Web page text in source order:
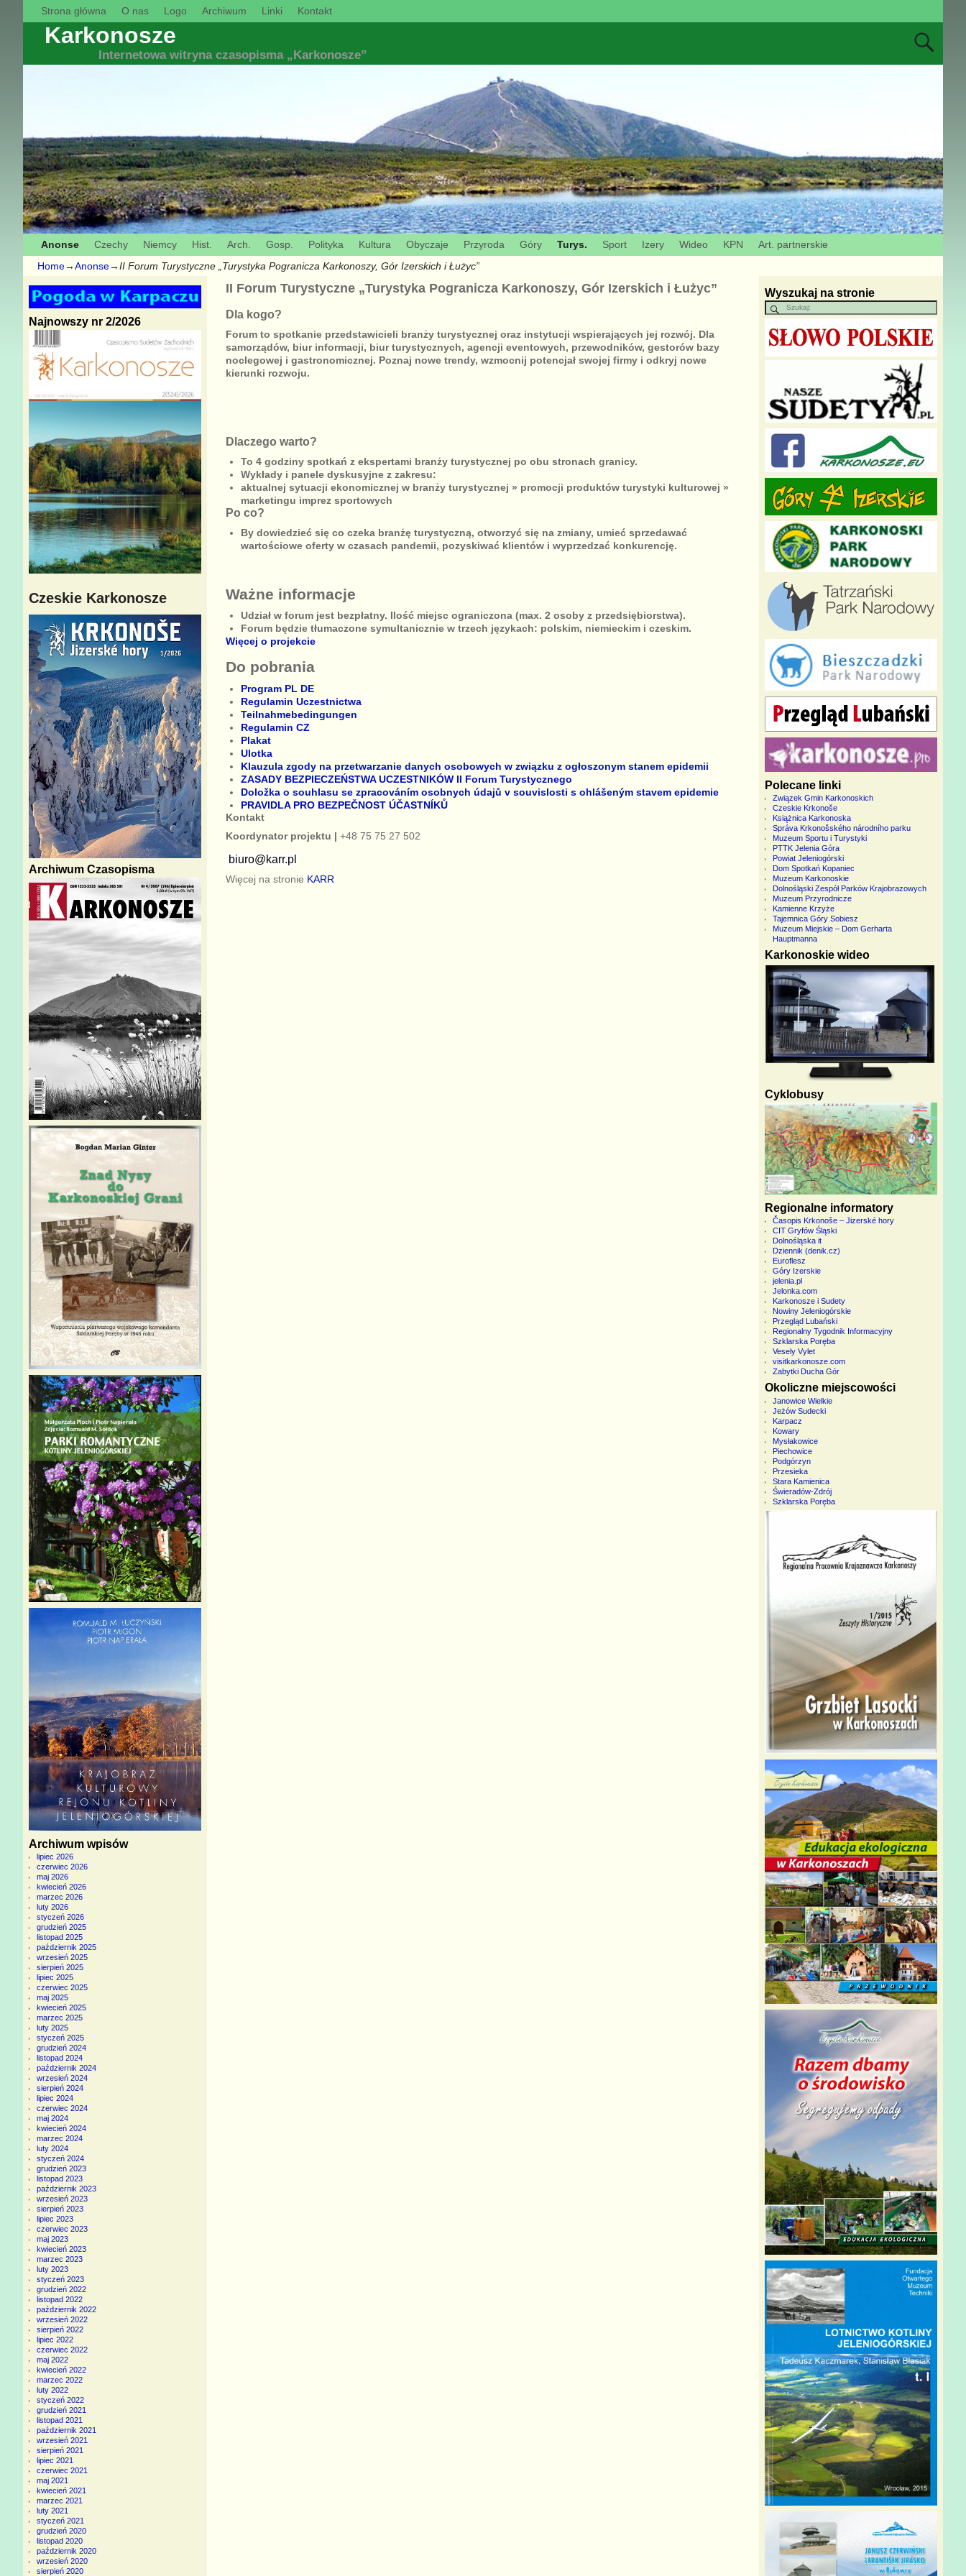
Strona główna O nas Logo Archiwum Linki Kontakt
Karkonosze
Internetowa witryna czasopisma „Karkonosze”
Anonse Czechy Niemcy Hist. Arch. Gosp. Polityka Kultura Obyczaje Przyroda Góry Turys. Sport Izery Wideo KPN
Art. partnerskie
Home→Anonse→II Forum Turystyczne „Turystyka Pogranicza Karkonoszy, Gór Izerskich i Łużyc”
II Forum Turystyczne „Turystyka Pogranicza Karkonoszy, Gór Izerskich i Łużyc”
Dla kogo?
Forum to spotkanie przedstawicieli branży turystycznej oraz instytucji wspierających jej rozwój. Dla
samorządów, biur informacji, biur turystycznych, agencji eventowych, przewodników, gestorów bazy
noclegowej i gastronomicznej. Poznaj nowe trendy, wzmocnij potencjał swojej firmy i odkryj nowe
kierunki rozwoju.
Dlaczego warto?
To 4 godziny spotkań z ekspertami branży turystycznej po obu stronach granicy.
Wykłady i panele dyskusyjne z zakresu:
aktualnej sytuacji ekonomicznej w branży turystycznej » promocji produktów turystyki kulturowej »
marketingu imprez sportowych
Po co?
By dowiedzieć się co czeka branżę turystyczną, otworzyć się na zmiany, umieć sprzedawać
wartościowe oferty w czasach pandemii, pozyskiwać klientów i wyprzedzać konkurencję.
Ważne informacje
Udział w forum jest bezpłatny. Ilość miejsc ograniczona (max. 2 osoby z przedsiębiorstwa).
Forum będzie tłumaczone symultanicznie w trzech językach: polskim, niemieckim i czeskim.
Więcej o projekcie
Do pobrania
Program PL DE
Regulamin Uczestnictwa
Teilnahmebedingungen
Regulamin CZ
Plakat
Ulotka
Klauzula zgody na przetwarzanie danych osobowych w związku z ogłoszonym stanem epidemii
ZASADY BEZPIECZEŃSTWA UCZESTNIKÓW II Forum Turystycznego
Doložka o souhlasu se zpracováním osobnych údajů v souvislosti s ohlášeným stavem epidemie
PRAVIDLA PRO BEZPEČNOST ÚČASTNÍKŮ
Kontakt
Koordynator projektu | +48 75 75 27 502
biuro@karr.pl
Więcej na stronie KARR
Najnowszy nr 2/2026
Czeskie Karkonosze
Archiwum Czasopisma
Archiwum wpisów
lipiec 2026
czerwiec 2026
maj 2026
kwiecień 2026
marzec 2026
luty 2026
styczeń 2026
grudzień 2025
listopad 2025
październik 2025
wrzesień 2025
sierpień 2025
lipiec 2025
czerwiec 2025
maj 2025
kwiecień 2025
marzec 2025
luty 2025
styczeń 2025
grudzień 2024
listopad 2024
październik 2024
wrzesień 2024
sierpień 2024
lipiec 2024
czerwiec 2024
maj 2024
kwiecień 2024
marzec 2024
luty 2024
styczeń 2024
grudzień 2023
listopad 2023
październik 2023
wrzesień 2023
sierpień 2023
lipiec 2023
czerwiec 2023
maj 2023
kwiecień 2023
marzec 2023
luty 2023
styczeń 2023
grudzień 2022
listopad 2022
październik 2022
wrzesień 2022
sierpień 2022
lipiec 2022
czerwiec 2022
maj 2022
kwiecień 2022
marzec 2022
luty 2022
styczeń 2022
grudzień 2021
listopad 2021
październik 2021
wrzesień 2021
sierpień 2021
lipiec 2021
czerwiec 2021
maj 2021
kwiecień 2021
marzec 2021
luty 2021
styczeń 2021
grudzień 2020
listopad 2020
październik 2020
wrzesień 2020
sierpień 2020
Wyszukaj na stronie
Polecane linki
Związek Gmin Karkonoskich
Czeskie Krkonoše
Książnica Karkonoska
Správa Krkonošského národního parku
Muzeum Sportu i Turystyki
PTTK Jelenia Góra
Powiat Jeleniogórski
Dom Spotkań Kopaniec
Muzeum Karkonoskie
Dolnośląski Zespół Parków Krajobrazowych
Muzeum Przyrodnicze
Kamienne Krzyże
Tajemnica Góry Sobiesz
Muzeum Miejskie – Dom Gerharta
Hauptmanna
Karkonoskie wideo
Cyklobusy
Regionalne informatory
Časopis Krkonoše – Jizerské hory
CIT Gryfów Śląski
Dolnośląska it
Dziennik (denik.cz)
Euroflesz
Góry Izerskie
jelenia.pl
Jelonka.com
Karkonosze i Sudety
Nowiny Jeleniogórskie
Przegląd Lubański
Regionalny Tygodnik Informacyjny
Szklarska Poręba
Vesely Vylet
visitkarkonosze.com
Zabytki Ducha Gór
Okoliczne miejscowości
Janowice Wielkie
Jeżów Sudecki
Karpacz
Kowary
Mysłakowice
Piechowice
Podgórzyn
Przesieka
Stara Kamienica
Świeradów-Zdrój
Szklarska Poręba